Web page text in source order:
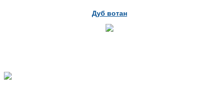
Дуб вотан